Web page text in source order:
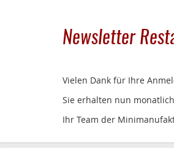
Newsletter
Vielen Dank für Ihre
Sie erhalten nun
Ihr Team der